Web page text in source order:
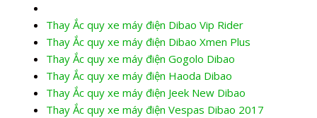
Thay Ắc quy xe máy điện Dibao Vip Rider
Thay Ắc quy xe máy điện Dibao Xmen Plus
Thay Ắc quy xe máy điện Gogolo Dibao
Thay Ắc quy xe máy điện Haoda Dibao
Thay Ắc quy xe máy điện Jeek New Dibao
Thay Ắc quy xe máy điện Vespas Dibao 2017